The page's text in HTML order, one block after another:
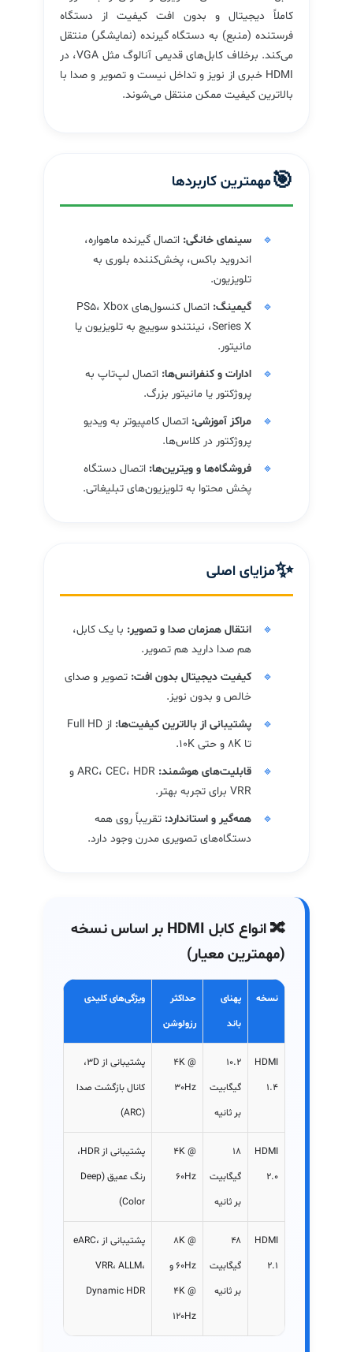
کاملاً دیجیتال و بدون افت کیفیت از دستگاه
فرستنده (منبع) به دستگاه گیرنده (نمایشگر) منتقل
می‌کند. برخلاف کابل‌های قدیمی آنالوگ مثل VGA، در
HDMI خبری از نویز و تداخل نیست و تصویر و صدا با
بالاترین کیفیت ممکن منتقل می‌شوند.
🎯مهمترین کاربردها
سینمای خانگی: اتصال گیرنده ماهواره،
اندروید باکس، پخش‌کننده بلوری به
تلویزیون.
گیمینگ:
اتصال کنسول‌های PS5، Xbox
Series X، نینتندو سوییچ به تلویزیون یا
مانیتور.
ادارات و کنفرانس‌ها: اتصال لپ‌تاپ به
پروژکتور یا مانیتور بزرگ.
مراکز آموزشی: اتصال کامپیوتر به ویدیو
پروژکتور در کلاس‌ها.
فروشگاه‌ها و ویترین‌ها: اتصال دستگاه
پخش محتوا به تلویزیون‌های تبلیغاتی.
✨مزایای اصلی
انتقال همزمان صدا و تصویر: با یک کابل،
هم صدا دارید هم تصویر.
کیفیت دیجیتال بدون افت: تصویر و صدای
خالص و بدون نویز.
پشتیبانی از بالاترین کیفیت‌ها:
از Full HD
تا 8K و حتی 10K.
قابلیت‌های هوشمند:
ARC، CEC، HDR و
VRR برای تجربه بهتر.
همه‌گیر و استاندارد: تقریباً روی همه
دستگاه‌های تصویری مدرن وجود دارد.
🔀 انواع کابل HDMI بر اساس نسخه
(مهمترین معیار)
نسخه
پهنای
باند
حداکثر
رزولوشن
ویژگی‌های کلیدی
HDMI
1.4
۱۰.۲
گیگابیت
بر ثانیه
4K @
30Hz
پشتیبانی از 3D،
کانال بازگشت صدا
(ARC)
HDMI
2.0
۱۸
گیگابیت
بر ثانیه
4K @
60Hz
پشتیبانی از HDR،
رنگ عمیق (Deep
Color)
HDMI
2.1
۴۸
گیگابیت
بر ثانیه
8K @
60Hz و
4K @
120Hz
پشتیبانی از eARC،
VRR، ALLM،
Dynamic HDR